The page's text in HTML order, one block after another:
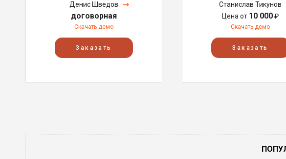
Денис Шведов
договорная
Скачать демо
Заказать
Станислав Тикунов
Цена от 10 000₽
Скачать демо
Заказать